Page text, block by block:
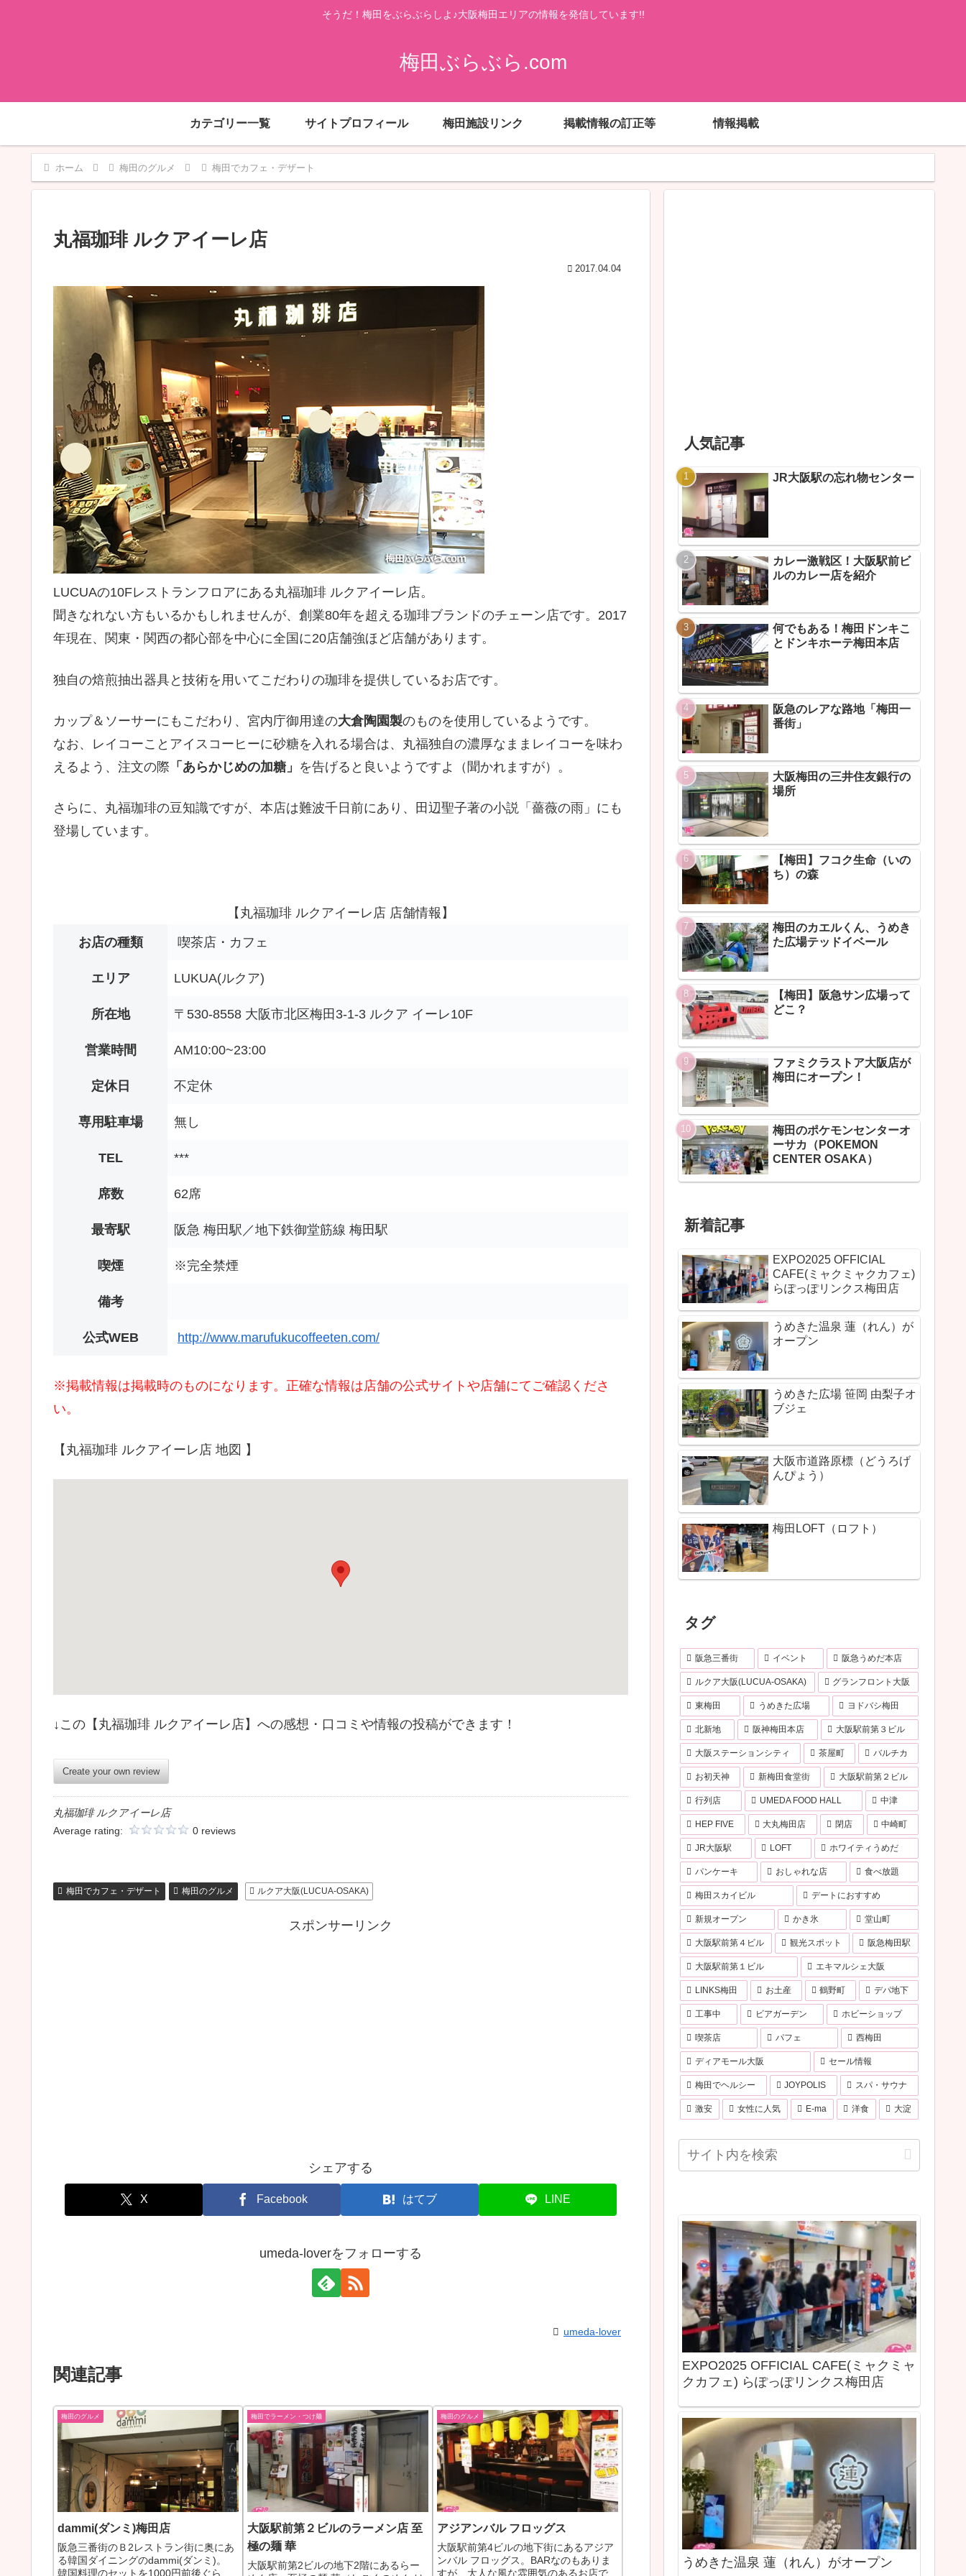
そうだ！梅田をぶらぶらしよ♪大阪梅田エリアの情報を発信しています!!
梅田ぶらぶら.com
カテゴリー一覧 サイトプロフィール 梅田施設リンク 掲載情報の訂正等 情報掲載
ホーム 梅田のグルメ 梅田でカフェ・デザート
丸福珈琲 ルクアイーレ店
2017.04.04
LUCUAの10Fレストランフロアにある丸福珈琲 ルクアイーレ店。
聞きなれない方もいるかもしれませんが、創業80年を超える珈琲ブランドのチェーン店です。2017
年現在、関東・関西の都心部を中心に全国に20店舗強ほど店舗があります。
独自の焙煎抽出器具と技術を用いてこだわりの珈琲を提供しているお店です。
カップ＆ソーサーにもこだわり、宮内庁御用達の大倉陶園製のものを使用しているようです。
なお、レイコーことアイスコーヒーに砂糖を入れる場合は、丸福独自の濃厚なままレイコーを味わ
えるよう、注文の際 「あらかじめの加糖」 を告げると良いようですよ（聞かれますが）。
さらに、丸福珈琲の豆知識ですが、本店は難波千日前にあり、田辺聖子著の小説「薔薇の雨」にも
登場しています。
【丸福珈琲 ルクアイーレ店 店舗情報】
お店の種類 喫茶店・カフェ
エリア LUKUA(ルクア)
所在地 〒530-8558 大阪市北区梅田3-1-3 ルクア イーレ10F
営業時間 AM10:00~23:00
定休日 不定休
専用駐車場 無し
TEL ***
席数 62席
最寄駅 阪急 梅田駅／地下鉄御堂筋線 梅田駅
喫煙 ※完全禁煙
備考
公式WEB http://www.marufukucoffeeten.com/
※掲載情報は掲載時のものになります。正確な情報は店舗の公式サイトや店舗にてご確認くださ
い。
【丸福珈琲 ルクアイーレ店 地図 】
↓この【丸福珈琲 ルクアイーレ店】への感想・口コミや情報の投稿ができます！
Create your own review
丸福珈琲 ルクアイーレ店
Average rating:
0 reviews
梅田でカフェ・デザート 梅田のグルメ ルクア大阪(LUCUA-OSAKA)
スポンサーリンク
シェアする
X Facebook はてブ LINE
umeda-loverをフォローする
umeda-lover
関連記事
梅田のグルメ
dammi(ダンミ)梅田店
阪急三番街のＢ2レストラン街に奥にあ
る韓国ダイニングのdammi(ダンミ)。
韓国料理のセットを1000円前後ぐらい
梅田でラーメン・つけ麺
大阪駅前第２ビルのラーメン店 至
極の麺 華
大阪駅前第2ビルの地下2階にあるらー
梅田のグルメ
アジアンバル フロッグス
大阪駅前第4ビルの地下街にあるアジア
ンバル フロッグス。BARなのもありま
すが、大人な風な雰囲気のあるお店で
人気記事
JR大阪駅の忘れ物センター
カレー激戦区！大阪駅前ビ
ルのカレー店を紹介
何でもある！梅田ドンキこ
とドンキホーテ梅田本店
阪急のレアな路地「梅田一
番街」
大阪梅田の三井住友銀行の
場所
【梅田】フコク生命（いの
ち）の森
梅田のカエルくん、うめき
た広場テッドイベール
【梅田】阪急サン広場って
どこ？
ファミクラストア大阪店が
梅田にオープン！
梅田のポケモンセンターオ
ーサカ（POKEMON
CENTER OSAKA）
新着記事
EXPO2025 OFFICIAL
CAFE(ミャクミャクカフェ)
らぽっぽリンクス梅田店
うめきた温泉 蓮（れん）が
オープン
うめきた広場 笹岡 由梨子オ
ブジェ
大阪市道路原標（どうろげ
んぴょう）
梅田LOFT（ロフト）
タグ
阪急三番街 イベント 阪急うめだ本店
ルクア大阪(LUCUA-OSAKA) グランフロント大阪
東梅田 うめきた広場 ヨドバシ梅田
北新地 阪神梅田本店 大阪駅前第３ビル
大阪ステーションシティ 茶屋町 バルチカ
お初天神 新梅田食堂街 大阪駅前第２ビル
行列店 UMEDA FOOD HALL 中津
HEP FIVE 大丸梅田店 閉店 中崎町
JR大阪駅 LOFT ホワイティうめだ
パンケーキ おしゃれな店 食べ放題
梅田スカイビル デートにおすすめ
新規オープン かき氷 堂山町
大阪駅前第４ビル 観光スポット 阪急梅田駅
大阪駅前第１ビル エキマルシェ大阪
LINKS梅田 お土産 鶴野町 デパ地下
工事中 ビアガーデン ホビーショップ
喫茶店 パフェ 西梅田
ディアモール大阪 セール情報
梅田でヘルシー JOYPOLIS スパ・サウナ
激安 女性に人気 E-ma 洋食 大淀
EXPO2025 OFFICIAL CAFE(ミャクミャ
クカフェ) らぽっぽリンクス梅田店
うめきた温泉 蓮（れん）がオープン